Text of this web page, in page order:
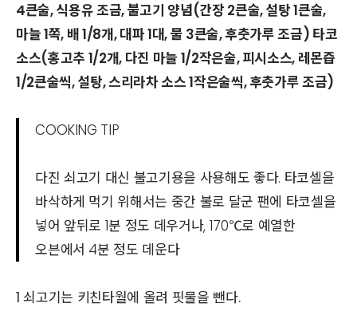
4큰술, 식용유 조금, 불고기 양념(간장 2큰술, 설탕 1큰술,
마늘 1쪽, 배 1/8개, 대파 1대, 물 3큰술, 후춧가루 조금) 타코
소스(홍고추 1/2개, 다진 마늘 1/2작은술, 피시소스, 레몬즙
1/2큰술씩, 설탕, 스리라차 소스 1작은술씩, 후춧가루 조금)
COOKING TIP
다진 쇠고기 대신 불고기용을 사용해도 좋다. 타코셀을
바삭하게 먹기 위해서는 중간 불로 달군 팬에 타코셀을
넣어 앞뒤로 1분 정도 데우거나, 170℃로 예열한
오븐에서 4분 정도 데운다
1 쇠고기는 키친타월에 올려 핏물을 뺀다.